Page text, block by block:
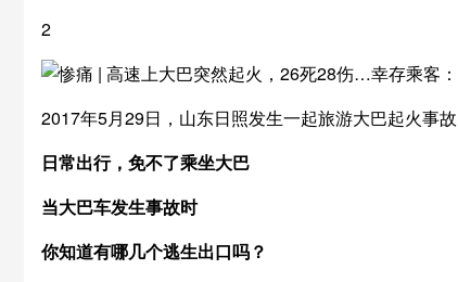
2
2017年5月29日，山东日照发生一起旅游大巴起火事故
日常出行，免不了乘坐大巴
当大巴车发生事故时
你知道有哪几个逃生出口吗？